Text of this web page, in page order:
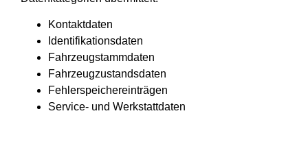
Kontaktdaten
Identifikationsdaten
Fahrzeugstammdaten
Fahrzeugzustandsdaten
Fehlerspeichereinträgen
Service- und Werkstattdaten